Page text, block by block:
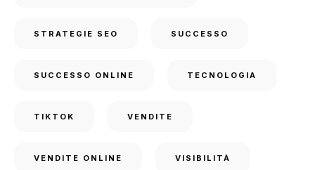
STRATEGIE SEO SUCCESSO
SUCCESSO ONLINE TECNOLOGIA
TIKTOK VENDITE
VENDITE ONLINE VISIBILITÀ